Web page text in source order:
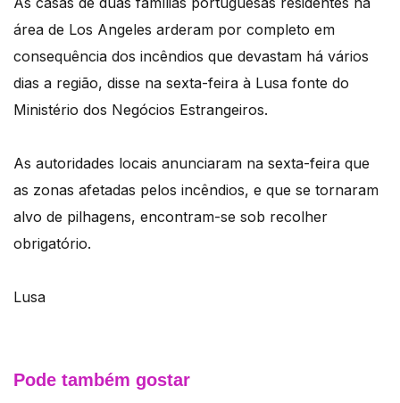
área de Los Angeles arderam por completo em
consequência dos incêndios que devastam há vários
dias a região, disse na sexta-feira à Lusa fonte do
Ministério dos Negócios Estrangeiros.
As autoridades locais anunciaram na sexta-feira que
as zonas afetadas pelos incêndios, e que se tornaram
alvo de pilhagens, encontram-se sob recolher
obrigatório.
Lusa
Pode também gostar